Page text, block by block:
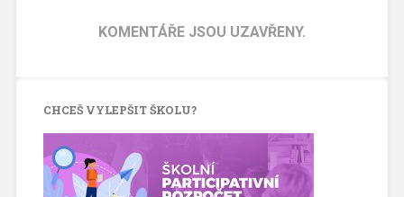
KOMENTÁŘE JSOU UZAVŘENY.
CHCEŠ VYLEPŠIT ŠKOLU?